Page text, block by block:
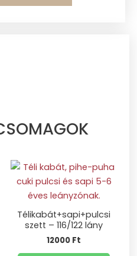
Télikabát+sapi+pulcsi
szett – 116/122 lány
12000 Ft